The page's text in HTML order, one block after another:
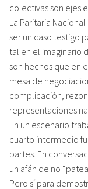
colectivas son ejes
La Paritaria
ser un caso testigo
tal en el imaginario
son hechos que en
mesa de
complicación,
representaciones
En un escenario
cuarto intermedio
partes. En
un afán de no
Pero sí para